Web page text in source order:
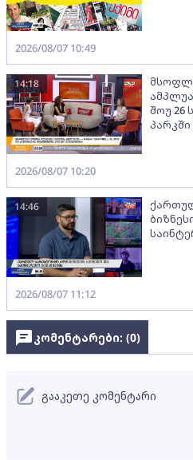
2026/08/07 10:49
შოუ 26
14:18
2026/08/07 10:20
14:46
2026/08/07 11:12
კომენტარები: (0)
გააკეთე კომენტარი